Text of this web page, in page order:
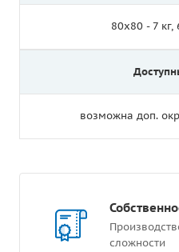
80х80 - 7 кг,
возможна доп.
сложности